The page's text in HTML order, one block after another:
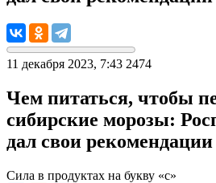
11 декабря 2023, 7:43 2474
Чем питаться, чтобы
сибирские морозы:
дал свои рекомендации
Сила в продуктах на букву «с»